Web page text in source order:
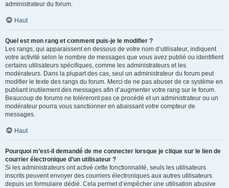
administrateur du forum.
Haut
Quel est mon rang et comment puis-je le modifier ?
Les rangs, qui apparaissent en dessous de votre nom d’utilisateur, indiquent
votre activité selon le nombre de messages que vous avez publié ou identifient
certains utilisateurs spécifiques, comme les administrateurs et les
modérateurs. Dans la plupart des cas, seul un administrateur du forum peut
modifier le texte des rangs du forum. Merci de ne pas abuser de ce système en
publiant inutilement des messages afin d’augmenter votre rang sur le forum.
Beaucoup de forums ne toléreront pas ce procédé et un administrateur ou un
modérateur pourra vous sanctionner en abaissant votre compteur de
messages.
Haut
Pourquoi m’est-il demandé de me connecter lorsque je clique sur le lien de
courrier électronique d’un utilisateur ?
Si les administrateurs ont activé cette fonctionnalité, seuls les utilisateurs
inscrits peuvent envoyer des courriers électroniques aux autres utilisateurs
depuis un formulaire dédié. Cela permet d’empêcher une utilisation abusive